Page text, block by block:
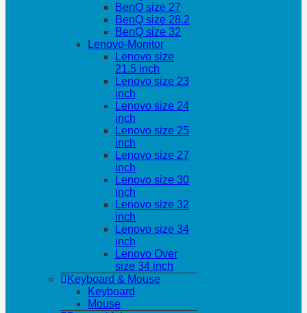
BenQ size 27
BenQ size 28.2
BenQ size 32
Lenovo-Monitor
Lenovo size
21.5 inch
Lenovo size 23
inch
Lenovo size 24
inch
Lenovo size 25
inch
Lenovo size 27
inch
Lenovo size 30
inch
Lenovo size 32
inch
Lenovo size 34
inch
Lenovo Over
size 34 inch
Keyboard & Mouse
Keyboard
Mouse